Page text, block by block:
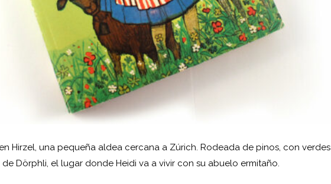
Hirzel, una pequeña aldea cercana a Zúrich. Rodeada de pinos, con verdes
de Dörphli, el lugar donde Heidi va a vivir con su abuelo ermitaño.